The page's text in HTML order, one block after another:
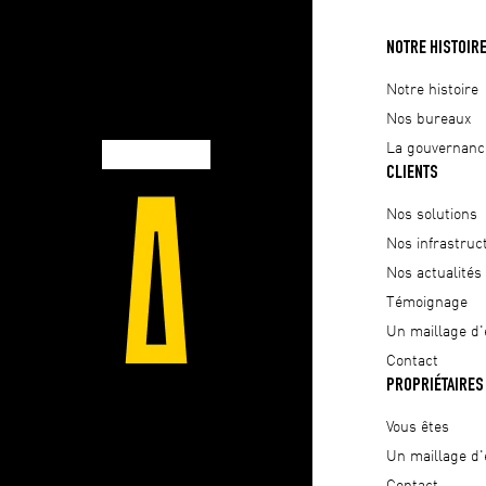
NOTRE HISTOIRE
Notre histoire
Nos bureaux
La
CLIENTS
Nos solutions
Nos
Nos actualités
Témoignage
Un maillage
Contact
PROPRIÉTAIRES
Vous êtes
Un maillage